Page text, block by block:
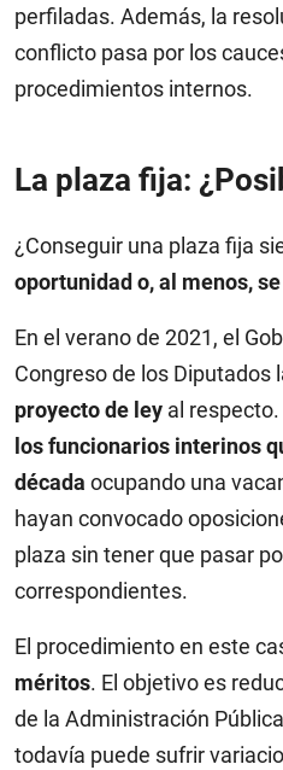
perfiladas. Además, la
conflicto pasa por los
procedimientos internos.
La plaza fija:
¿Conseguir una plaza fija
oportunidad o, al menos,
En el verano de 2021, el
Congreso de los Diputados
proyecto de ley al
los funcionarios interinos
década ocupando una
hayan convocado
plaza sin tener que pasar
correspondientes.
El procedimiento en este
méritos. El objetivo es
de la Administración
todavía puede sufrir